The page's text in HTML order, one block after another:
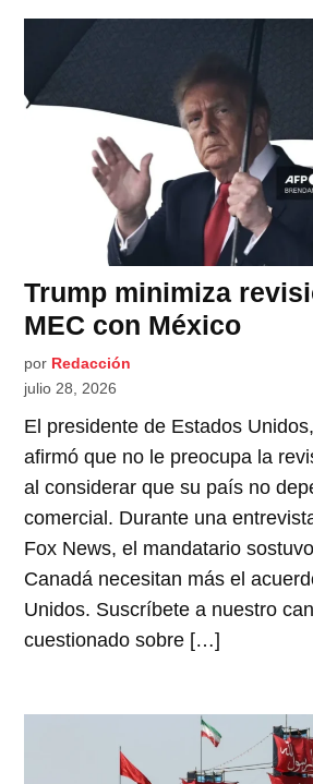
Trump minimiza
MEC con México
por Redacción
julio 28, 2026
El presidente de Estados
afirmó que no le preocupa la
al considerar que su país no
comercial. Durante una
Fox News, el mandatario
Canadá necesitan más el
Unidos. Suscríbete a nuestro
cuestionado sobre […]